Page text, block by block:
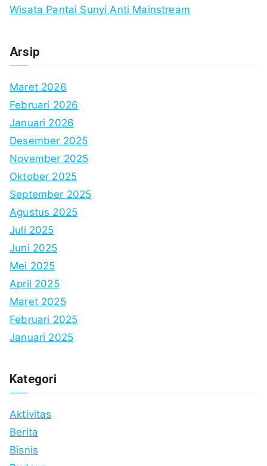
Wisata Pantai Sunyi Anti Mainstream
Arsip
Maret 2026
Februari 2026
Januari 2026
Desember 2025
November 2025
Oktober 2025
September 2025
Agustus 2025
Juli 2025
Juni 2025
Mei 2025
April 2025
Maret 2025
Februari 2025
Januari 2025
Kategori
Aktivitas
Berita
Bisnis